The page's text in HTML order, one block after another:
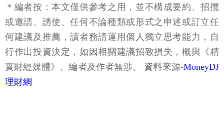
＊編者按：本文僅供參考之用，並不構成要約、招攬
或邀請、誘使、任何不論種類或形式之申述或訂立任
何建議及推薦，讀者務請運用個人獨立思考能力，自
行作出投資決定，如因相關建議招致損失，概與《精
實財經媒體》、編者及作者無涉。 資料來源-MoneyDJ
理財網